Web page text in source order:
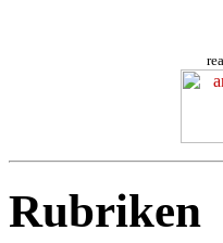
Rubriken